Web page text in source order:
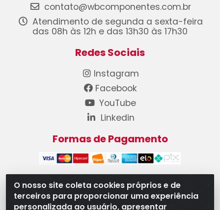
O nosso site coleta cookies próprios e de
terceiros para proporcionar uma experiência
personalizada ao usuário, apresentar
contato@wbcomponentes.com.br
Atendimento de segunda a sexta-feira
das 08h às 12h e das 13h30 às 17h30
Redes Sociais
Instagram
Facebook
YouTube
Linkedin
Formas de Pagamento
WB Componentes Automotivos LTDA - CNPJ
08.528.393/0001-12 - Rua do Níquel, 667 - Parque